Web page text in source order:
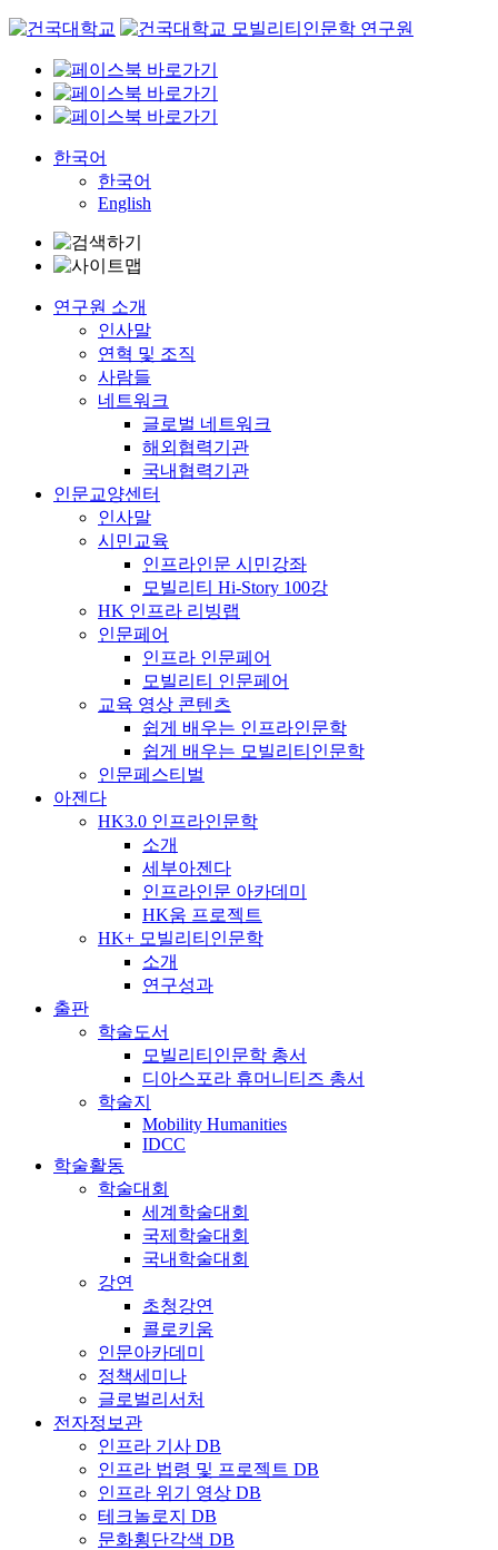
Skip
content
한국어
한국어
English
연구원 소개
인사말
연혁 및 조직
사람들
네트워크
글로벌 네트워크
해외협력기관
국내협력기관
인문교양센터
인사말
시민교육
인프라인문 시민강좌
모빌리티 Hi-Story 100강
HK 인프라 리빙랩
인문페어
인프라 인문페어
모빌리티 인문페어
교육 영상 콘텐츠
쉽게 배우는 인프라인문학
쉽게 배우는 모빌리티인문학
인문페스티벌
아젠다
HK3.0 인프라인문학
소개
세부아젠다
인프라인문 아카데미
HK움 프로젝트
HK+ 모빌리티인문학
소개
연구성과
출판
학술도서
모빌리티인문학 총서
디아스포라 휴머니티즈 총서
학술지
Mobility Humanities
IDCC
학술활동
학술대회
세계학술대회
국제학술대회
국내학술대회
강연
초청강연
콜로키움
인문아카데미
정책세미나
글로벌리서처
전자정보관
인프라 기사 DB
인프라 법령 및 프로젝트 DB
인프라 위기 영상 DB
테크놀로지 DB
문화횡단각색 DB